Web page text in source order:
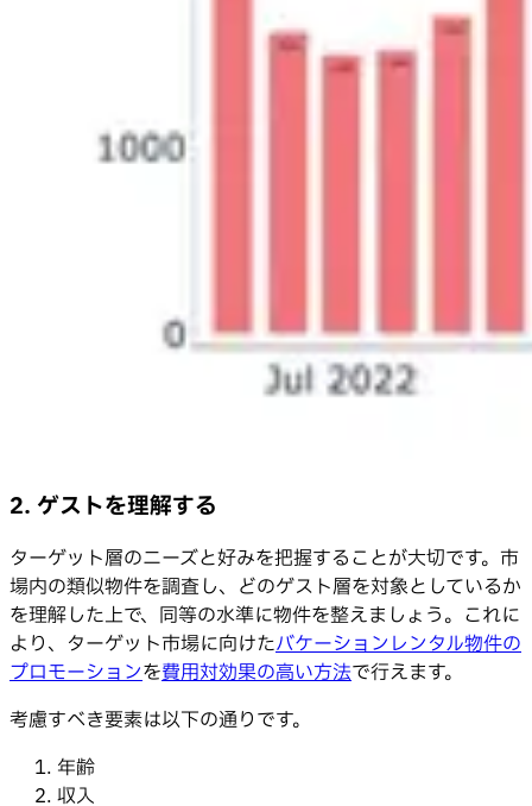
2. ゲストを理解する
ターゲット層のニーズと好みを把握することが大切です。市
場内の類似物件を調査し、どのゲスト層を対象としているか
を理解した上で、同等の水準に物件を整えましょう。これに
より、ターゲット市場に向けたバケーションレンタル物件の
プロモーションを費用対効果の高い方法で行えます。
考慮すべき要素は以下の通りです。
年齢
収入